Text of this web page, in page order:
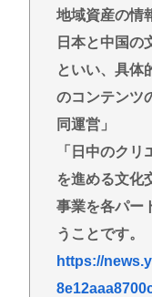
ルタントに相談
Powered by
地域資産の情
日本と中国の
といい、具体
のコンテンツ
同運営」
「日中のク
を進める文化
事業を各パー
うことです。
https://